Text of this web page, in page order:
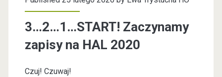
3…2…1…START! Zaczynamy
zapisy na HAL 2020
Czuj! Czuwaj!